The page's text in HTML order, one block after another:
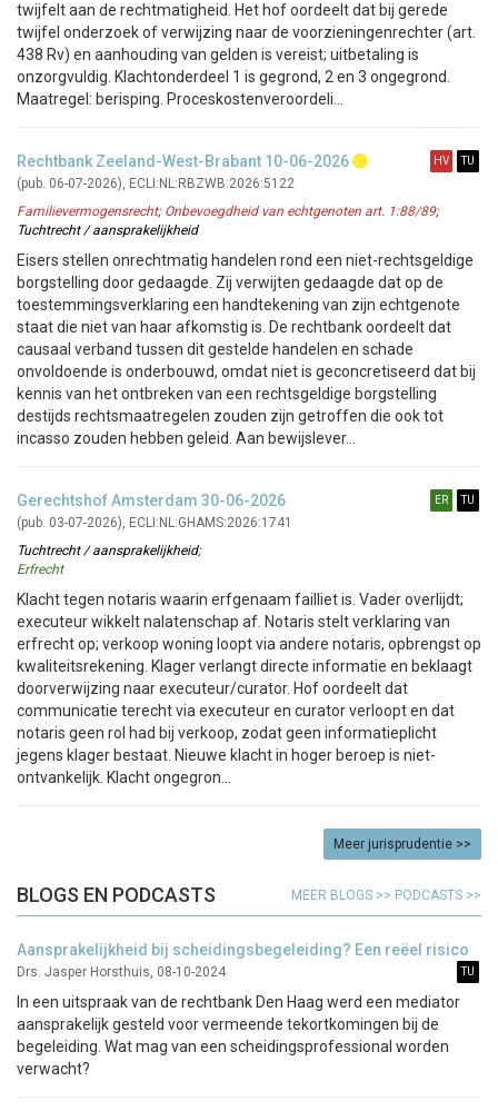
twijfelt aan de rechtmatigheid. Het hof oordeelt dat bij gerede
twijfel onderzoek of verwijzing naar de voorzieningenrechter (art.
438 Rv) en aanhouding van gelden is vereist; uitbetaling is
onzorgvuldig. Klachtonderdeel 1 is gegrond, 2 en 3 ongegrond.
Maatregel: berisping. Proceskostenveroordeli...
Rechtbank Zeeland-West-Brabant 10-06-2026
(pub. 06-07-2026), ECLI:NL:RBZWB:2026:5122
Familievermogensrecht; Onbevoegdheid van echtgenoten art. 1:88/89;
Tuchtrecht / aansprakelijkheid
Eisers stellen onrechtmatig handelen rond een niet-rechtsgeldige
borgstelling door gedaagde. Zij verwijten gedaagde dat op de
toestemmingsverklaring een handtekening van zijn echtgenote
staat die niet van haar afkomstig is. De rechtbank oordeelt dat
causaal verband tussen dit gestelde handelen en schade
onvoldoende is onderbouwd, omdat niet is geconcretiseerd dat bij
kennis van het ontbreken van een rechtsgeldige borgstelling
destijds rechtsmaatregelen zouden zijn getroffen die ook tot
incasso zouden hebben geleid. Aan bewijslever...
Gerechtshof Amsterdam 30-06-2026
(pub. 03-07-2026), ECLI:NL:GHAMS:2026:1741
Tuchtrecht / aansprakelijkheid;
Erfrecht
Klacht tegen notaris waarin erfgenaam failliet is. Vader overlijdt;
executeur wikkelt nalatenschap af. Notaris stelt verklaring van
erfrecht op; verkoop woning loopt via andere notaris, opbrengst op
kwaliteitsrekening. Klager verlangt directe informatie en beklaagt
doorverwijzing naar executeur/curator. Hof oordeelt dat
communicatie terecht via executeur en curator verloopt en dat
notaris geen rol had bij verkoop, zodat geen informatieplicht
jegens klager bestaat. Nieuwe klacht in hoger beroep is niet-
ontvankelijk. Klacht ongegron...
Meer jurisprudentie >>
MEER BLOGS >> PODCASTS >>
BLOGS EN PODCASTS
Aansprakelijkheid bij scheidingsbegeleiding? Een reëel risico
Drs. Jasper Horsthuis, 08-10-2024
In een uitspraak van de rechtbank Den Haag werd een mediator
aansprakelijk gesteld voor vermeende tekortkomingen bij de
begeleiding. Wat mag van een scheidingsprofessional worden
verwacht?